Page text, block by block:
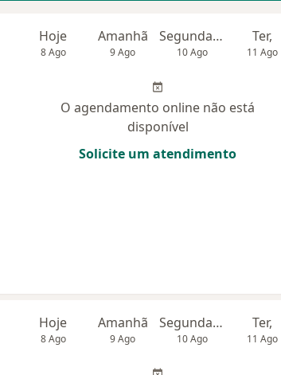
Hoje
8 Ago
Amanhã
9 Ago
Segunda-feira
10 Ago
Ter,
11 Ago
O agendamento online não está
disponível
Solicite um atendimento
Hoje
8 Ago
Amanhã
9 Ago
Segunda-feira
10 Ago
Ter,
11 Ago